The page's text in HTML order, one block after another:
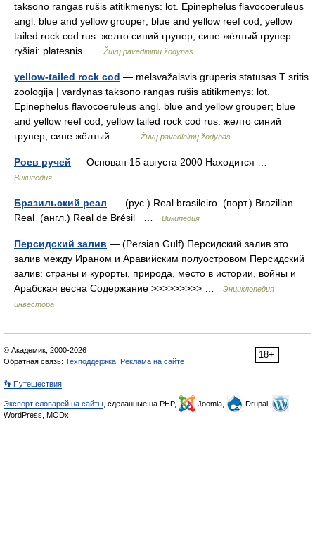
taksono rangas rūšis atitikmenys: lot. Epinephelus flavocoeruleus
angl. blue and yellow grouper; blue and yellow reef cod; yellow
tailed rock cod rus. желто синий групер; сине жёлтый групер
ryšiai: platesnis …
Žuvų pavadinimų žodynas
yellow-tailed rock cod — melsvažalsvis gruperis statusas T sritis
zoologija | vardynas taksono rangas rūšis atitikmenys: lot.
Epinephelus flavocoeruleus angl. blue and yellow grouper; blue
and yellow reef cod; yellow tailed rock cod rus. желто синий
групер; сине жёлтый… …
Žuvų pavadinimų žodynas
Роев ручей — Основан 15 августа 2000 Находится …
Википедия
Бразильский реал — (рус.) Real brasileiro (порт.) Brazilian
Real (англ.) Real de Brésil …
Википедия
Персидский залив — (Persian Gulf) Персидский залив это
залив между Ираном и Аравийским полуостровом Персидский
залив: страны и курорты, природа, место в истории, войны и
Арабская весна Содержание >>>>>>>>> …
Энциклопедия
инвестора
18+
© Академик, 2000-2026
Обратная связь: Техподдержка Реклама на сайте
👣 Путешествия
Экспорт словарей на сайты , сделанные на PHP, Joomla,
Drupal,
WordPress, MODx.